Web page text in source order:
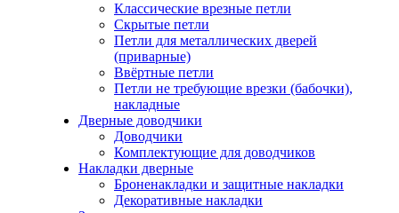
Классические врезные петли
Скрытые петли
Петли для металлических дверей
(приварные)
Ввёртные петли
Петли не требующие врезки (бабочки),
накладные
Дверные доводчики
Доводчики
Комплектующие для доводчиков
Накладки дверные
Броненакладки и защитные накладки
Декоративные накладки